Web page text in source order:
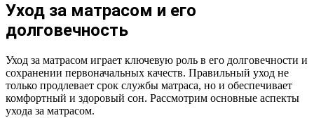
Уход за матрасом и его
долговечность
Уход за матрасом играет ключевую роль в его долговечности и
сохранении первоначальных качеств. Правильный уход не
только продлевает срок службы матраса, но и обеспечивает
комфортный и здоровый сон. Рассмотрим основные аспекты
ухода за матрасом.